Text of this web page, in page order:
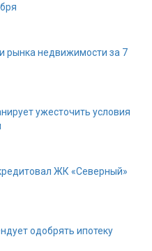
рынка недвижимости за 7
ужесточить условия
ЖК «Северный»
одобрять ипотеку